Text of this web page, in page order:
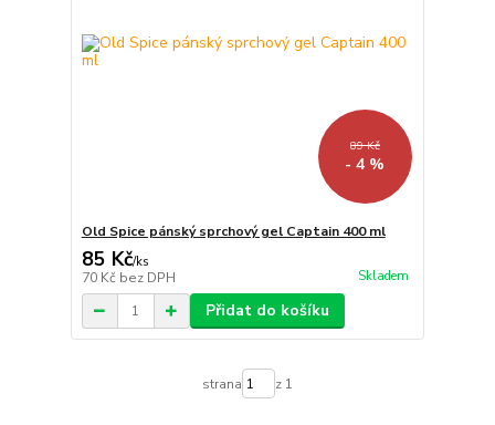
89 Kč
- 4 %
Old Spice pánský sprchový gel Captain 400 ml
85 Kč/ks
70 Kč bez DPH Skladem
Přidat do košíku
strana z 1